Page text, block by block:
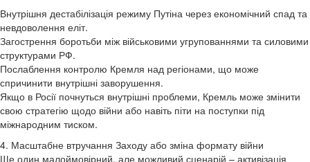
Внутрішня дестабілізація режиму Путіна через економічний спад та
невдоволення еліт.
Загострення боротьби між військовими угрупованнями та силовими
структурами РФ.
Послаблення контролю Кремля над регіонами, що може
спричинити внутрішні заворушення.
Якщо в Росії почнуться внутрішні проблеми, Кремль може змінити
свою стратегію щодо війни або навіть піти на поступки під
міжнародним тиском.
4. Масштабне втручання Заходу або зміна формату війни
Ще один малоймовірний, але можливий сценарій – активізація